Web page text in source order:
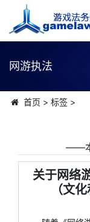
网游执法
首页 > 标签>
――
关于网络
（文